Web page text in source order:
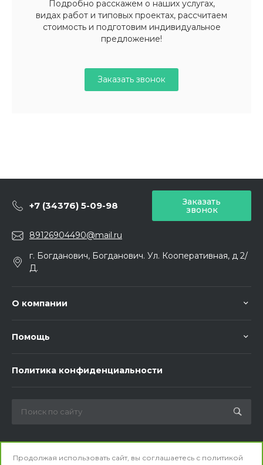
Подробно расскажем о наших услугах,
видах работ и типовых проектах, рассчитаем
стоимость и подготовим индивидуальное
предложение!
Заказать звонок
+7 (34376) 5-09-98 Заказать
звонок
89126904490@mail.ru
г. Богданович, Богданович. Ул. Кооперативная, д 2/
Д.
О компании
Помощь
Политика конфиденциальности
Мы в соц. сетях
Продолжая использовать сайт, вы соглашаетесь с политикой